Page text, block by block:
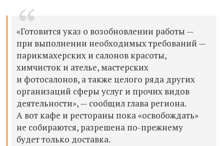
«Готовится указ о возобновлении работы —
при выполнении необходимых требований —
парикмахерских и салонов красоты,
химчисток и ателье, мастерских
и фотосалонов, а также целого ряда других
организаций сферы услуг и прочих видов
деятельности», — сообщил глава региона.
А вот кафе и рестораны пока «освобождать»
не собираются, разрешена по-прежнему
будет только доставка.